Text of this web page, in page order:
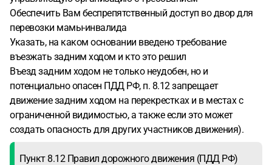
Обеспечить Вам беспрепятственный доступ во двор для
перевозки мамы-инвалида
Указать, на каком основании введено требование
въезжать задним ходом и кто это решил
Въезд задним ходом не только неудобен, но и
потенциально опасен ПДД РФ, п. 8.12 запрещает
движение задним ходом на перекрестках и в местах с
ограниченной видимостью, а также если это может
создать опасность для других участников движения).
Пункт 8.12 Правил дорожного движения (ПДД РФ)